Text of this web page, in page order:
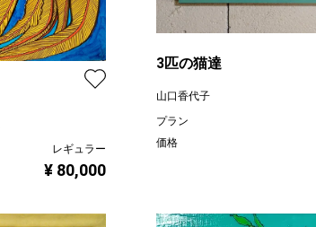
レギュラー
¥ 80,000
3匹の猫達
山口香代子
プラン
価格